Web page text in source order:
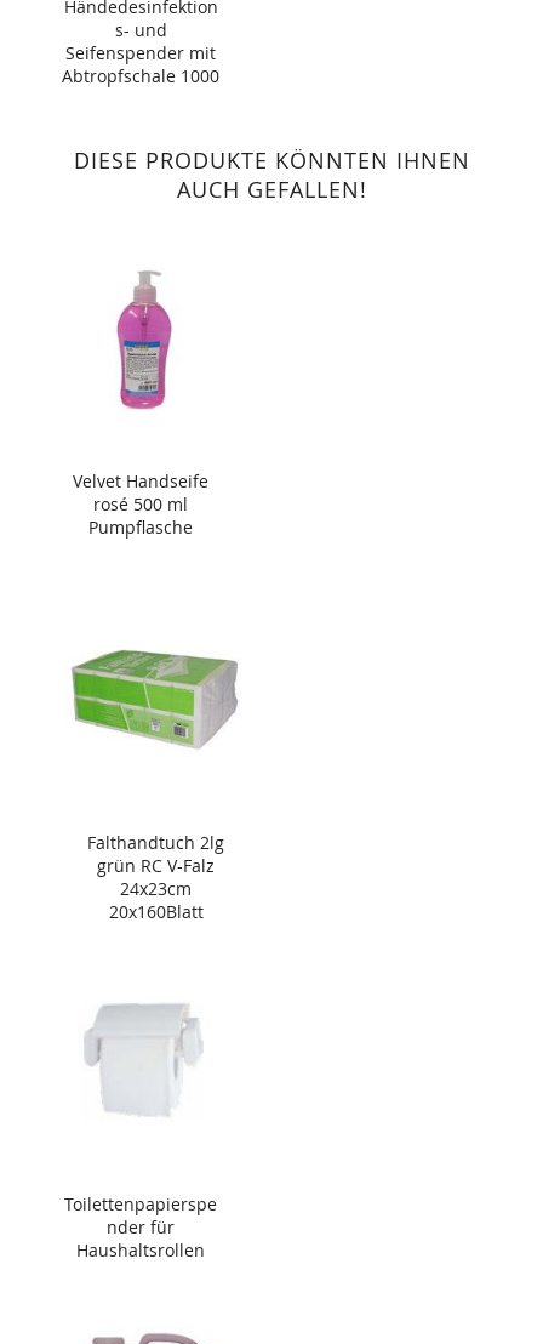
Händedesinfektion
s- und
Seifenspender mit
Abtropfschale 1000
DIESE PRODUKTE KÖNNTEN IHNEN
AUCH GEFALLEN!
Velvet Handseife
rosé 500 ml
Pumpflasche
Falthandtuch 2lg
grün RC V-Falz
24x23cm
20x160Blatt
Toilettenpapierspe
nder für
Haushaltsrollen